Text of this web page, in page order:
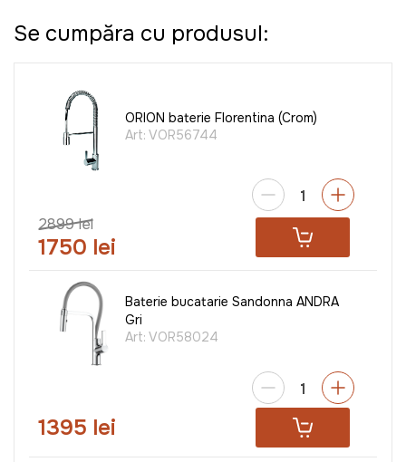
Se cumpăra cu produsul:
ORION baterie Florentina (Crom)
Art: VOR56744
2899 lei
1750 lei
Baterie bucatarie Sandonna ANDRA
Gri
Art: VOR58024
1395 lei